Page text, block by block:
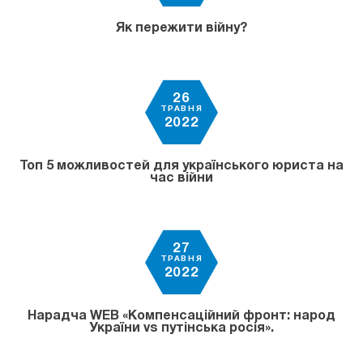
Як пережити війну?
26
ТРАВНЯ
2022
Топ 5 можливостей для українського юриста на
час вiйни
27
ТРАВНЯ
2022
Нарадча WEB «Компенсаційний фронт: народ
України vs путінська росія».